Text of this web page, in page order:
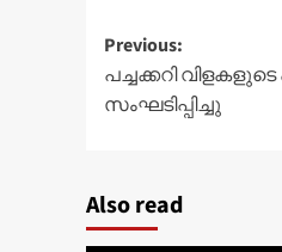
Post
navigation
Previous:
പച്ചക്കറി
സംഘടിപ്പിച്ചു
Also read